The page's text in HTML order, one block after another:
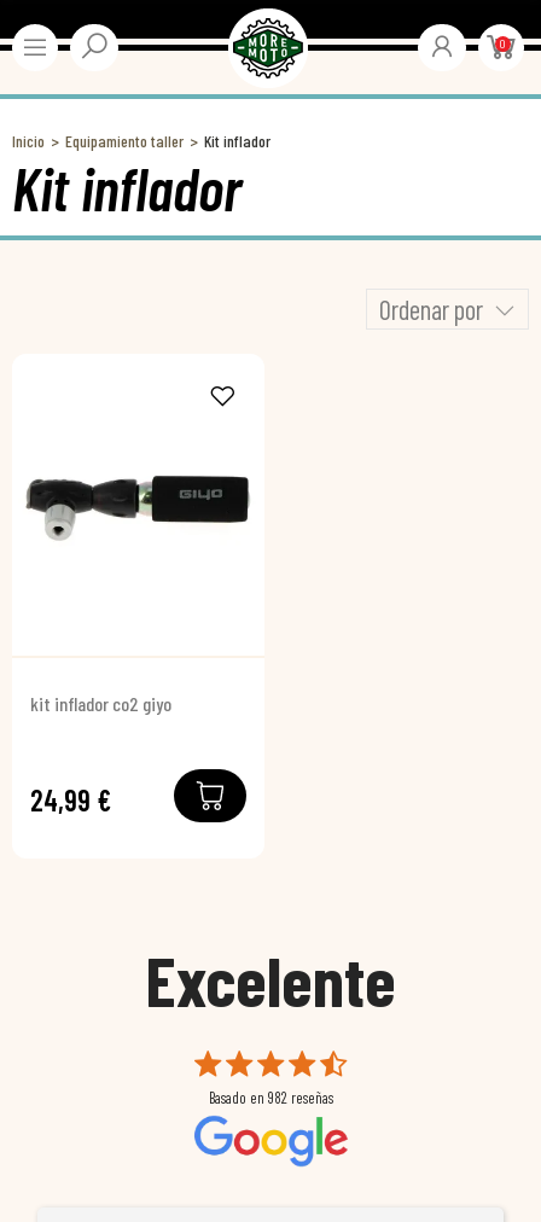
0
Inicio Equipamiento taller Kit inflador
Kit inflador
Ordenar por
kit inflador co2 giyo
24,99 €
Excelente
Basado en 982 reseñas